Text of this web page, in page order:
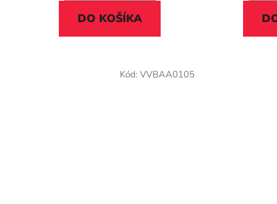
DO KOŠÍKA
Kód: VVBAA0105